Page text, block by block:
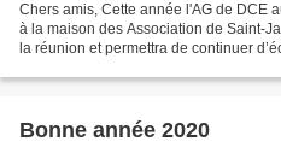
Chers amis, Cette année l'AG de DCE
à la maison des Association de Saint-
la réunion et permettra de continuer
Bonne année 2020